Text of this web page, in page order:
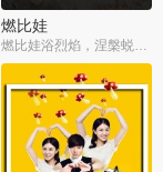
燃比娃
燃比娃浴烈焰，涅槃蜕变成人